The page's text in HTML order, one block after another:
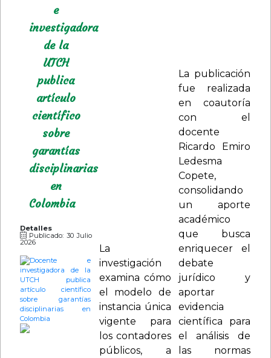
e
investigadora
de la
UTCH
publica
artículo
científico
sobre
garantías
disciplinarias
en
Colombia
Detalles
Publicado: 30 Julio
2026
La
investigación
examina cómo
el modelo de
instancia única
vigente para
los contadores
públicos, a
La publicación
fue realizada
en coautoría
con el
docente
Ricardo Emiro
Ledesma
Copete,
consolidando
un aporte
académico
que busca
enriquecer el
debate
jurídico y
aportar
evidencia
científica para
el análisis de
las normas